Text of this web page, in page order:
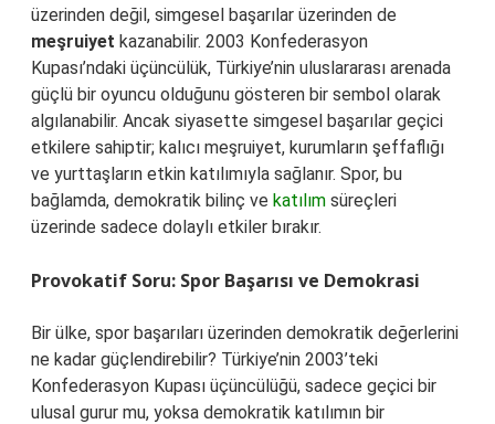
üzerinden değil, simgesel başarılar üzerinden de
meşruiyet kazanabilir. 2003 Konfederasyon
Kupası’ndaki üçüncülük, Türkiye’nin uluslararası arenada
güçlü bir oyuncu olduğunu gösteren bir sembol olarak
algılanabilir. Ancak siyasette simgesel başarılar geçici
etkilere sahiptir; kalıcı meşruiyet, kurumların şeffaflığı
ve yurttaşların etkin katılımıyla sağlanır. Spor, bu
bağlamda, demokratik bilinç ve katılım süreçleri
üzerinde sadece dolaylı etkiler bırakır.
Provokatif Soru: Spor Başarısı ve Demokrasi
Bir ülke, spor başarıları üzerinden demokratik değerlerini
ne kadar güçlendirebilir? Türkiye’nin 2003’teki
Konfederasyon Kupası üçüncülüğü, sadece geçici bir
ulusal gurur mu, yoksa demokratik katılımın bir